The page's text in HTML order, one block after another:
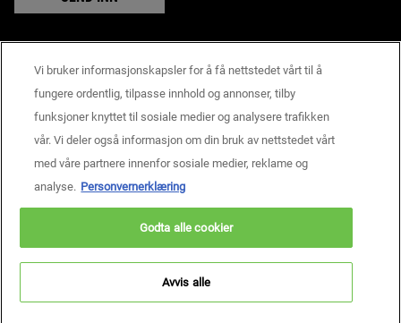
Produsentinformasjon
KIEHL'S
14, rue Royale - 75008 Paris France
consumercare@dk.oaccare.com
BETALINGSINNSTILLINGER
kr - NO (NO)
Denne nettsiden er først og fremst rettet mot personer bosatt i Norge.
Vi bruker informasjonskapsler for å få nettstedet vårt til å
fungere ordentlig, tilpasse innhold og annonser, tilby
funksjoner knyttet til sosiale medier og analysere trafikken
vår. Vi deler også informasjon om din bruk av nettstedet vårt
med våre partnere innenfor sosiale medier, reklame og
analyse. Personvernerklæring
Avvis alle
Godta alle cookier